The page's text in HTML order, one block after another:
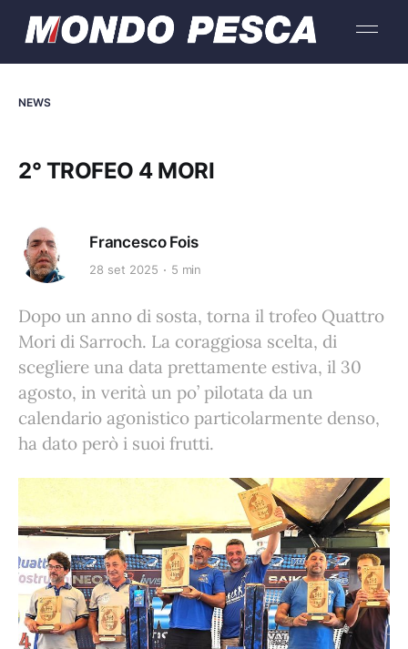
NEWS
2° TROFEO 4 MORI
Francesco Fois
28 set 2025 5 min
Dopo un anno di sosta, torna il trofeo Quattro
Mori di Sarroch. La coraggiosa scelta, di
scegliere una data prettamente estiva, il 30
agosto, in verità un po’ pilotata da un
calendario agonistico particolarmente denso,
ha dato però i suoi frutti.